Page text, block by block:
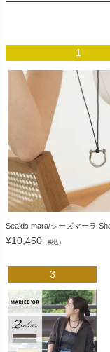
1
Sea'ds mara/シーズマーラ
¥10,450 （税込）
3